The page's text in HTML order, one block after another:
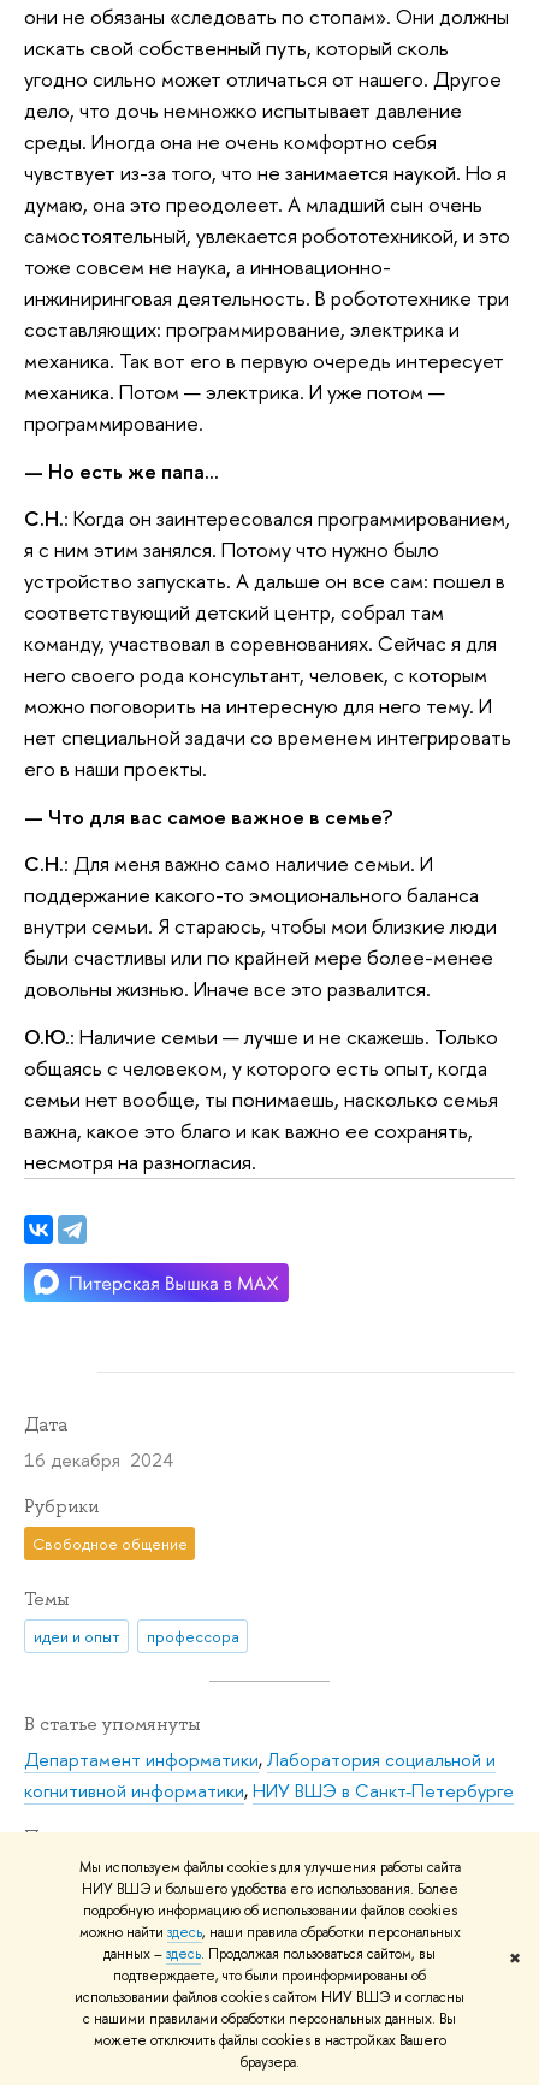
Мы используем файлы cookies для улучшения работы сайта
НИУ ВШЭ и большего удобства его использования. Более
подробную информацию об использовании файлов cookies
можно найти здесь, наши правила обработки персональных
данных –здесь. Продолжая пользоваться сайтом, вы
подтверждаете, что были проинформированы об
использовании файлов cookies сайтом НИУ ВШЭ и согласны
с нашими правилами обработки персональных данных. Вы
можете отключить файлы cookies в настройках Вашего
браузера.
✖
они не обязаны «следовать по стопам». Они должны
искать свой собственный путь, который сколь
угодно сильно может отличаться от нашего. Другое
дело, что дочь немножко испытывает давление
среды. Иногда она не очень комфортно себя
чувствует из-за того, что не занимается наукой. Но я
думаю, она это преодолеет. А младший сын очень
самостоятельный, увлекается робототехникой, и это
тоже совсем не наука, а инновационно-
инжиниринговая деятельность. В робототехнике три
составляющих: программирование, электрика и
механика. Так вот его в первую очередь интересует
механика. Потом — электрика. И уже потом —
программирование.
— Но есть же папа…
С.Н.: Когда он заинтересовался программированием,
я с ним этим занялся. Потому что нужно было
устройство запускать. А дальше он все сам: пошел в
соответствующий детский центр, собрал там
команду, участвовал в соревнованиях. Сейчас я для
него своего рода консультант, человек, с которым
можно поговорить на интересную для него тему. И
нет специальной задачи со временем интегрировать
его в наши проекты.
— Что для вас самое важное в семье?
С.Н.: Для меня важно само наличие семьи. И
поддержание какого-то эмоционального баланса
внутри семьи. Я стараюсь, чтобы мои близкие люди
были счастливы или по крайней мере более-менее
довольны жизнью. Иначе все это развалится.
О.Ю.: Наличие семьи — лучше и не скажешь. Только
общаясь с человеком, у которого есть опыт, когда
семьи нет вообще, ты понимаешь, насколько семья
важна, какое это благо и как важно ее сохранять,
несмотря на разногласия.
Дата
16 декабря 2024
Рубрики
Свободное общение
Темы
идеи и опыт профессора
В статье упомянуты
Департамент информатики,Лаборатория социальной и
когнитивной информатики,НИУ ВШЭ в Санкт-Петербурге
Персоны
Кольцов Сергей Николаевич
Департамент информатики: Профессор